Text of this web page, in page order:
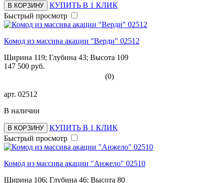
В КОРЗИНУ
КУПИТЬ В 1 КЛИК
Быстрый просмотр
Комод из массива акации "Верди" 02512
Ширина 119; Глубина 43; Высота 109
147 500 руб.
(0)
арт. 02512
В наличии
В КОРЗИНУ
КУПИТЬ В 1 КЛИК
Быстрый просмотр
Комод из массива акации "Анжело" 02510
Ширина 106; Глубина 46; Высота 80